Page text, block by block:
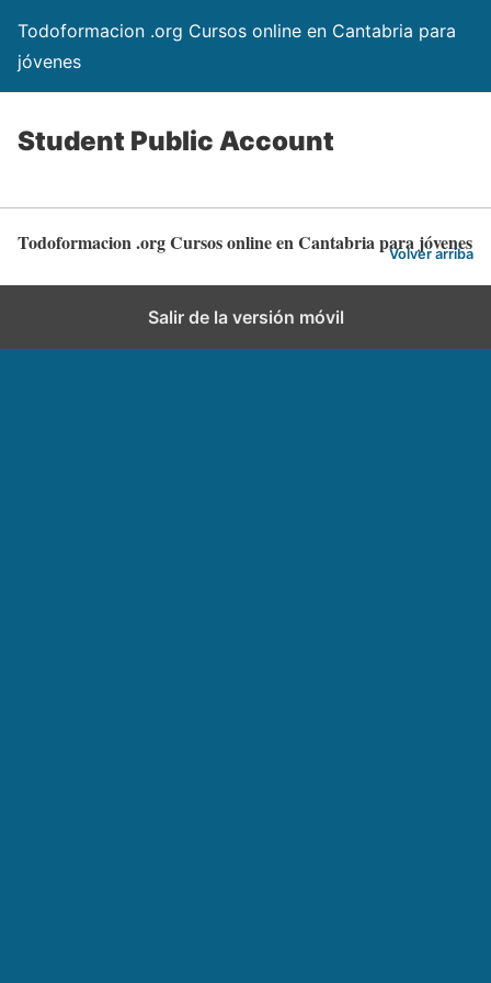
Todoformacion .org Cursos online en Cantabria para
jóvenes
Student Public Account
Todoformacion .org Cursos online en Cantabria para jóvenes
Volver arriba
Salir de la versión móvil